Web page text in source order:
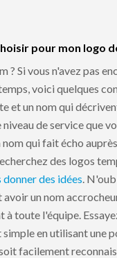
pour mon logo
? Si vous n'avez pas
voici quelques
et un nom qui
de service que
qui fait écho
des logos
donner des idées .
un nom
toute l'équipe.
en utilisant une
facilement